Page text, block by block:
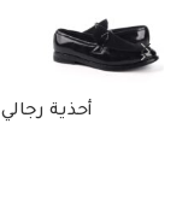
أحذية رجالي